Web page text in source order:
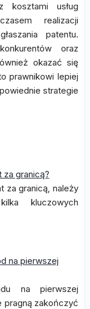
kosztami usług
realizacji
patentu.
oraz
okazać się
prawnikowi lepiej
strategie
granicą?
za granicą, należy
kluczowych
na pierwszej
na pierwszej
pragną zakończyć